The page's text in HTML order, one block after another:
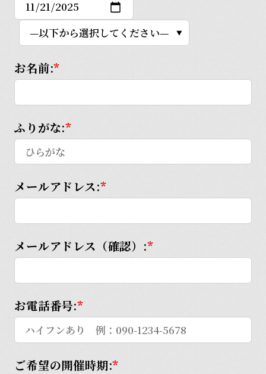
お名前:*
ふりがな:*
メールアドレス:*
メールアドレス（確認）:*
お電話番号:*
ご希望の開催時期:*